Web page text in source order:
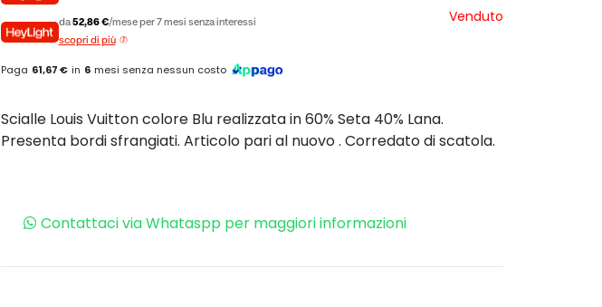
da52,86 €/mese per 7 mesi senza interessi
scopri di più
Paga 61,67 € in 6 mesi senza nessun costo
Venduto
Scialle Louis Vuitton colore Blu realizzata in 60% Seta 40% Lana.
Presenta bordi sfrangiati. Articolo pari al nuovo . Corredato di scatola.
Contattaci via Whataspp per maggiori informazioni